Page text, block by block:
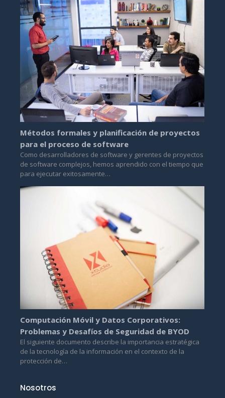
Métodos formales y planificación de proyectos
para el proceso de software
Como desarrolladores de software y gerentes de proyectos
de software complejos, hemos aprendido con el tiempo que
para ejecutar exitosamente…
Computación Móvil y Datos Corporativos:
Problemas y Desafíos de Seguridad de BYOD
El siguiente documento describe la importancia estratégica
de la tecnología de la información en el contexto de la
protección de…
Nosotros